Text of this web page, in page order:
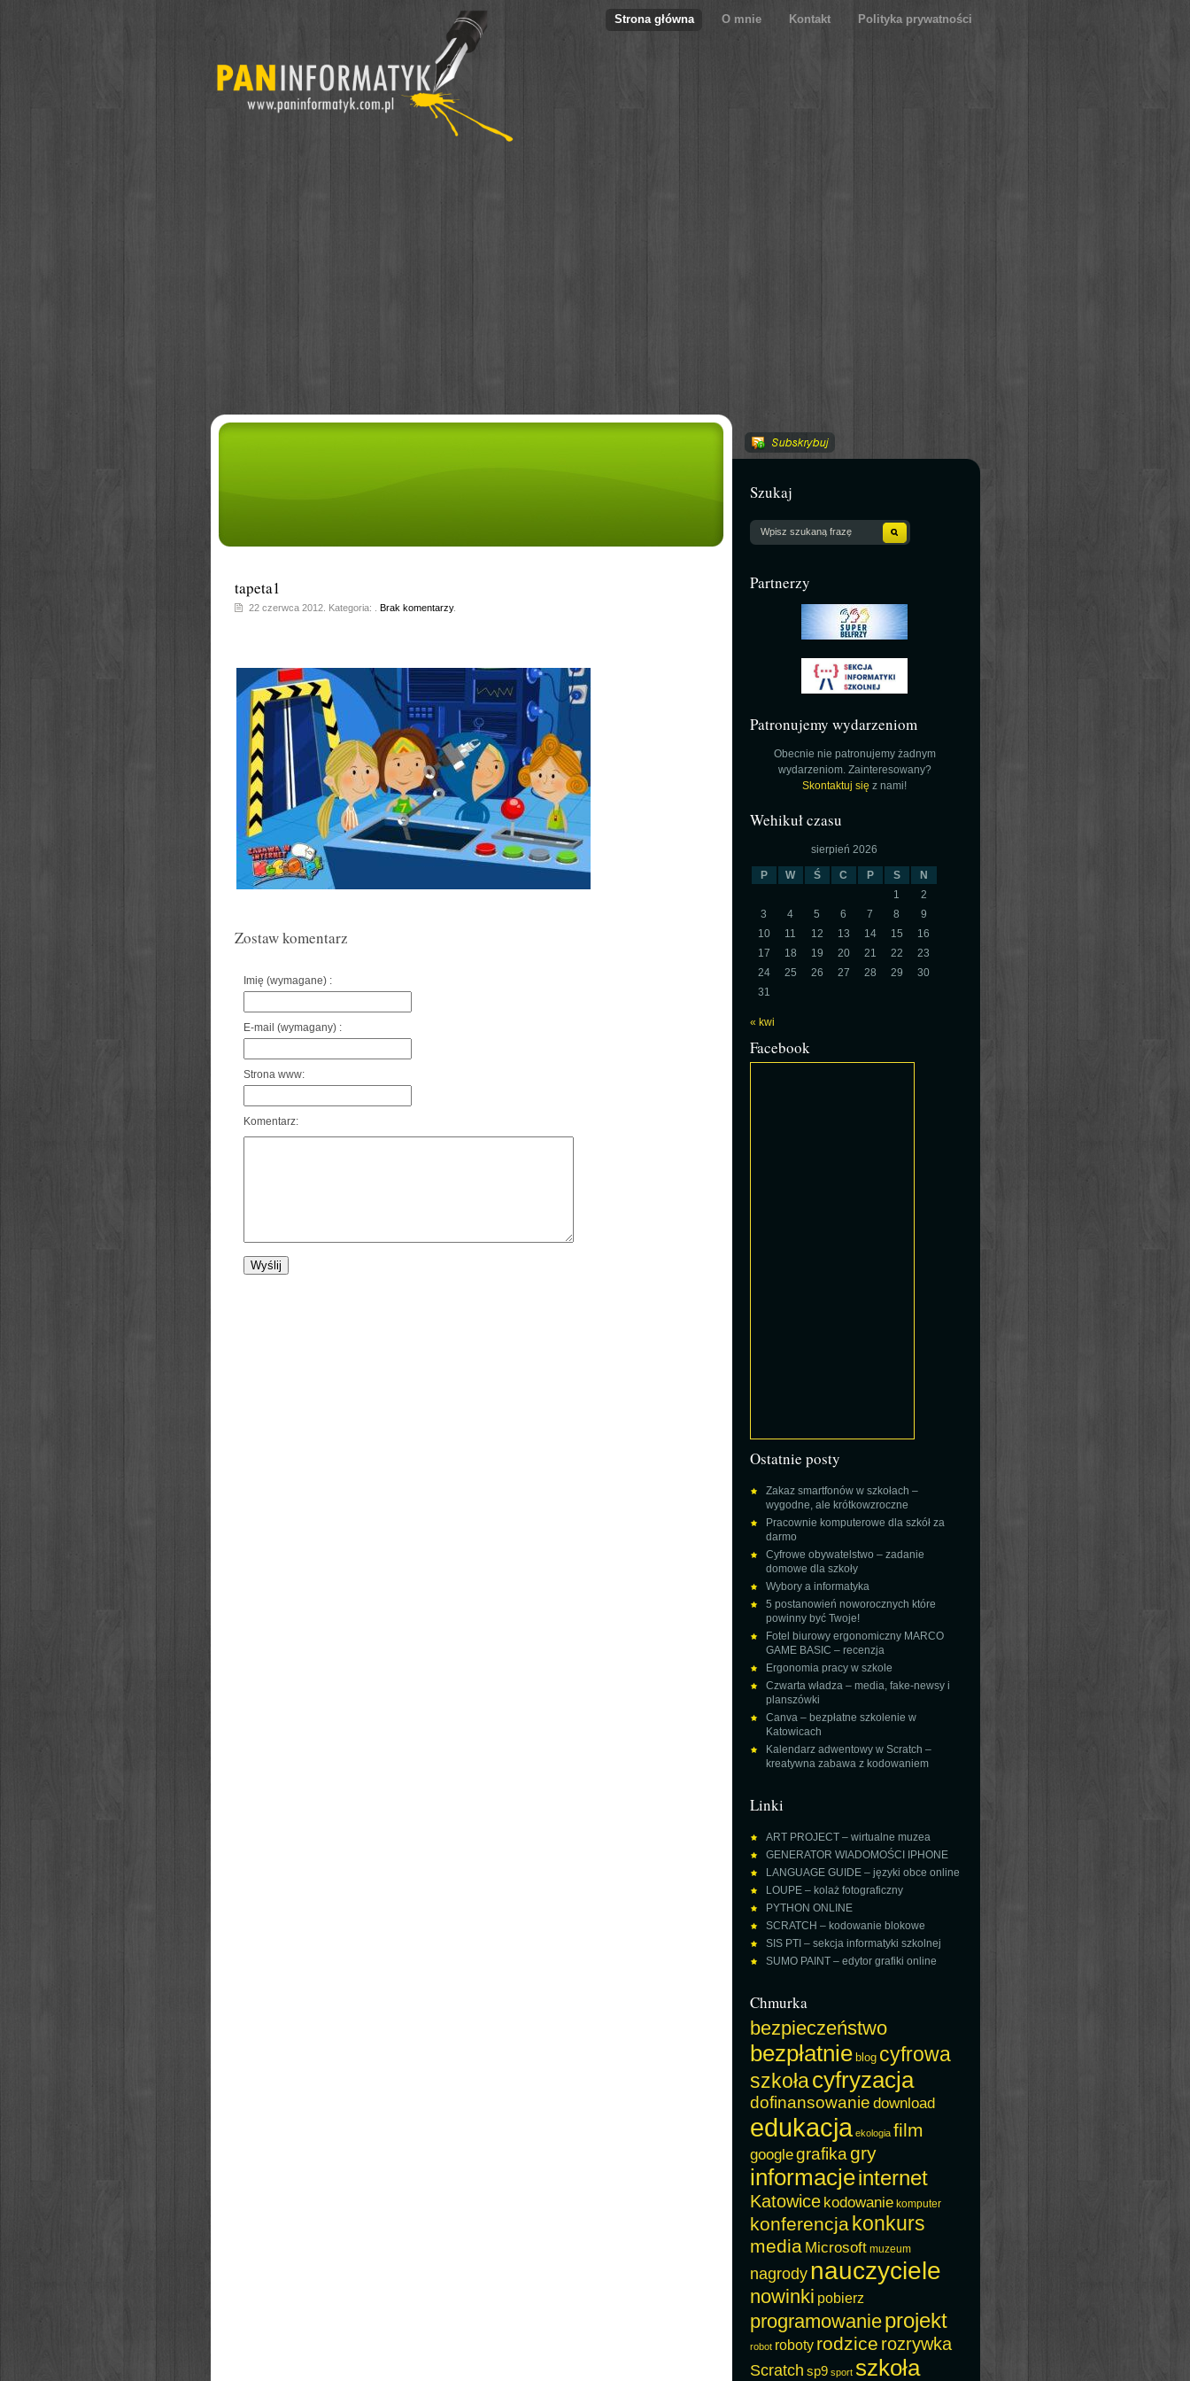
Strona główna O mnie Kontakt Polityka prywatności
tapeta1
22 czerwca 2012. Kategoria: . Brak komentarzy.
Zostaw komentarz
Imię (wymagane) :
E-mail (wymagany) :
Strona www:
Komentarz:
Szukaj
Partnerzy
Patronujemy wydarzeniom
Obecnie nie patronujemy żadnym
wydarzeniom. Zainteresowany?
Skontaktuj się z nami!
Wehikuł czasu
sierpień 2026
P W Ś C P S
N
1
2
3
4 5 6 7 8
9
10
11 12 13 14 15
16
17
18 19 20 21 22
23
24
25 26 27 28 29
30
31
« kwi
Facebook
Ostatnie posty
Zakaz smartfonów w szkołach –
wygodne, ale krótkowzroczne
Pracownie komputerowe dla szkół za
darmo
Cyfrowe obywatelstwo – zadanie
domowe dla szkoły
Wybory a informatyka
5 postanowień noworocznych które
powinny być Twoje!
Fotel biurowy ergonomiczny MARCO
GAME BASIC – recenzja
Ergonomia pracy w szkole
Czwarta władza – media, fake-newsy i
planszówki
Canva – bezpłatne szkolenie w
Katowicach
Kalendarz adwentowy w Scratch –
kreatywna zabawa z kodowaniem
Linki
ART PROJECT – wirtualne muzea
GENERATOR WIADOMOŚCI IPHONE
LANGUAGE GUIDE – języki obce online
LOUPE – kolaż fotograficzny
PYTHON ONLINE
SCRATCH – kodowanie blokowe
SIS PTI – sekcja informatyki szkolnej
SUMO PAINT – edytor grafiki online
Chmurka
bezpieczeństwo
bezpłatnie blog cyfrowa
szkołacyfryzacja
dofinansowanie download
edukacja ekologia film
googlegrafikagry
informacjeinternet
Katowice kodowanie komputer
konferencjakonkurs
media Microsoft muzeum
nagrody nauczyciele
nowinki pobierz
programowanieprojekt
robot roboty rodzice rozrywka
Scratch sp9 sport szkoła